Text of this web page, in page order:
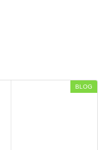
BLOG